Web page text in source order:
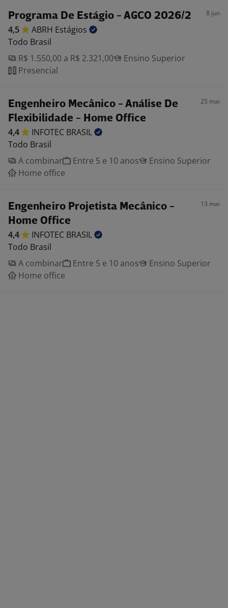
Programa De Estágio - AGCO 2026/2 8 jun
4,5 ABRH Estágios
Todo Brasil
R$ 1.550,00 a R$ 2.321,00
Ensino Superior
Presencial
Engenheiro Mecânico - Análise De
Flexibilidade - Home Office
25 mai
4,4 INFOTEC BRASIL
Todo Brasil
A combinar
Entre 5 e 10 anos
Ensino Superior
Home office
Engenheiro Projetista Mecânico -
Home Office
13 mai
4,4 INFOTEC BRASIL
Todo Brasil
A combinar
Entre 5 e 10 anos
Ensino Superior
Home office